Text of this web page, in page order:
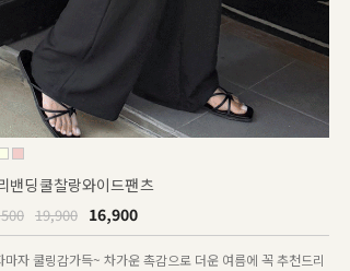
밴딩쿨찰랑와이드팬츠
19,900 16,900
마자 쿨링감가득~ 차가운 촉감으로 더운 여름에 꼭 추천드리